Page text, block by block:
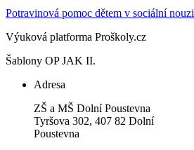
Potravinová pomoc dětem v sociální nouzi
Výuková platforma Proškoly.cz
Šablony OP JAK II.
Adresa
ZŠ a MŠ Dolní Poustevna
Tyršova 302, 407 82 Dolní
Poustevna